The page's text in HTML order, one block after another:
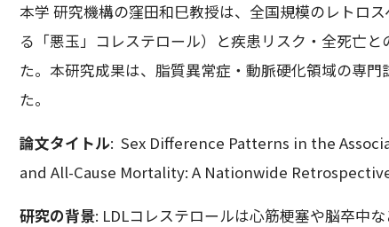
本学 研究機構の窪田和巳教授は、全国規模のレトロ
る「悪玉」コレステロール）と疾患リスク・全死亡
た。本研究成果は、脂質異常症・動脈硬化領域の専
た。
論文タイトル: Sex Difference Patterns in the
and All-Cause Mortality: A Nationwide
研究の背景: LDLコレステロールは心筋梗塞や脳卒中